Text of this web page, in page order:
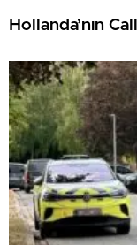
Hollanda’nın